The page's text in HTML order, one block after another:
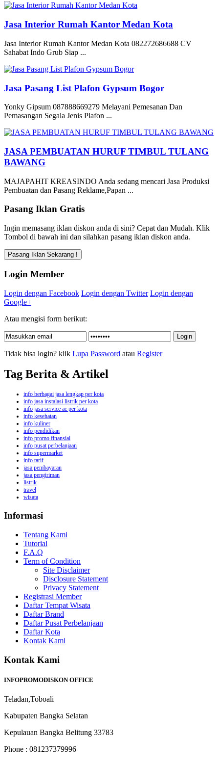
Jasa Interior Rumah Kantor Medan Kota
Jasa Interior Rumah Kantor Medan Kota 082272686688 CV
Sahabat Indo Grub Siap ...
Jasa Pasang List Plafon Gypsum Bogor
Yonky Gipsum 087888669279 Melayani Pemesanan Dan
Pemasangan Segala Jenis Plafon ...
JASA PEMBUATAN HURUF TIMBUL TULANG
BAWANG
MAJAPAHIT KREASINDO Anda sedang mencari Jasa Produksi
Pembuatan dan Pasang Reklame,Papan ...
Pasang Iklan Gratis
Ingin memasang iklan diskon anda di sini? Cepat dan Mudah. Klik
Tombol di bawah ini dan silahkan pasang iklan diskon anda.
Login Member
Login dengan Facebook Login dengan Twitter Login dengan
Google+
Atau mengisi form berikut:
Tidak bisa login? klik Lupa Password atau Register
Tag Berita & Artikel
info berbagai jasa lengkap per kota
info jasa instalasi listrik per kota
info jasa service ac per kota
info kesehatan
info kuliner
info pendidikan
info promo finansial
info pusat perbelanjaan
info supermarket
info tarif
jasa pembayaran
jasa pengiriman
listrik
travel
wisata
Informasi
Tentang Kami
Tutorial
F.A.Q
Term of Condition
Site Disclaimer
Disclosure Statement
Privacy Statement
Registrasi Member
Daftar Tempat Wisata
Daftar Brand
Daftar Pusat Perbelanjaan
Daftar Kota
Kontak Kami
Kontak Kami
INFOPROMODISKON OFFICE
Teladan,Toboali
Kabupaten Bangka Selatan
Kepulauan Bangka Belitung 33783
Phone : 081237379996